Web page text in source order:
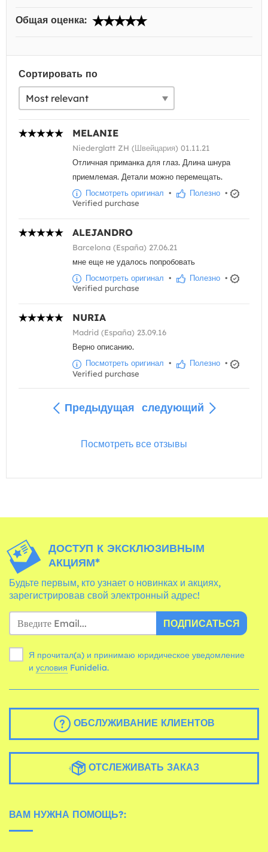
Общая оценка:
Сортировать по
MELANIE
Niederglatt ZH (Швейцария) 01.11.21
Отличная приманка для глаз. Длина шнура
приемлемая. Детали можно перемещать.
Посмотреть оригинал • Полезно •
Verified purchase
ALEJANDRO
Barcelona (España) 27.06.21
мне еще не удалось попробовать
Посмотреть оригинал • Полезно •
Verified purchase
NURIA
Madrid (España) 23.09.16
Верно описанию.
Посмотреть оригинал • Полезно •
Verified purchase
Предыдущая следующий
Посмотреть все отзывы
ДОСТУП К ЭКСКЛЮЗИВНЫМ
АКЦИЯМ*
Будьте первым, кто узнает о новинках и акциях,
зарегистрировав свой электронный адрес!
ПОДПИСАТЬСЯ
Я прочитал(а) и принимаю юридическое уведомление
и условия Funidelia.
ОБСЛУЖИВАНИЕ КЛИЕНТОВ
ОТСЛЕЖИВАТЬ ЗАКАЗ
ВАМ НУЖНА ПОМОЩЬ?: